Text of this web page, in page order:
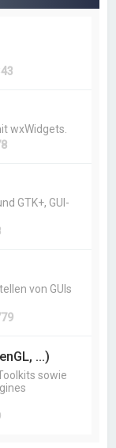
wxWidgets.
GTK+, GUI-
von GUIs
...)
sowie